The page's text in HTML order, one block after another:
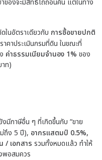
ของจะมีสิทธิ์ไถ่ถอนคืน แต่ในทาง
ในอัตราเดียวกับ การซื้อขายปกติ
าคาประเมินกรมที่ดิน ในขณะที่
ค่าธรรมเนียมจำนอง 1% ของ
ท)
มีภาษีอื่น ๆ ที่เกิดขึ้นกับ “ขาย
ถึง 5 ปี), อากรแสตมป์ 0.5%,
/ เอกสาร รวมทั้งหมดแล้ว ทำให้
พอสมควร